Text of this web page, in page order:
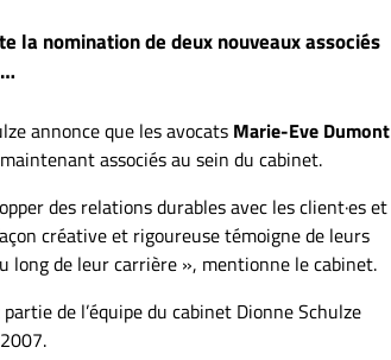
la nomination de deux nouveaux associés
annonce que les avocats Marie-Eve Dumont
associés au sein du cabinet.
des relations durables avec les client·es et
créative et rigoureuse témoigne de leurs
long de leur carrière », mentionne le cabinet.
de l’équipe du cabinet Dionne Schulze